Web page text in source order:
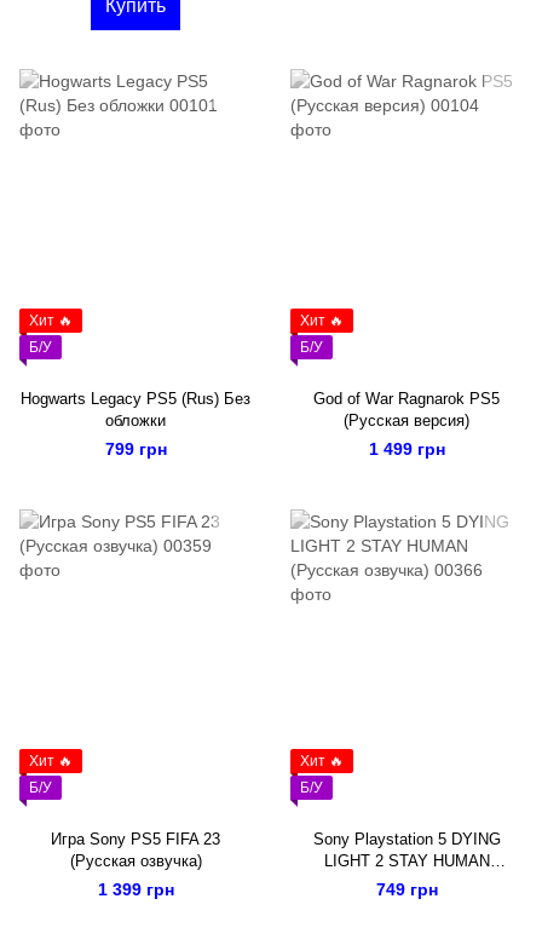
Купить
Хит 🔥
Б/У
Hogwarts Legacy PS5 (Rus) Без
обложки
799 грн
Хит 🔥
Б/У
God of War Ragnarok PS5
(Русская версия)
1 499 грн
Хит 🔥
Б/У
Игра Sony PS5 FIFA 23
(Русская озвучка)
1 399 грн
Хит 🔥
Б/У
Sony Playstation 5 DYING
LIGHT 2 STAY HUMAN
(Русская озвучка)
749 грн